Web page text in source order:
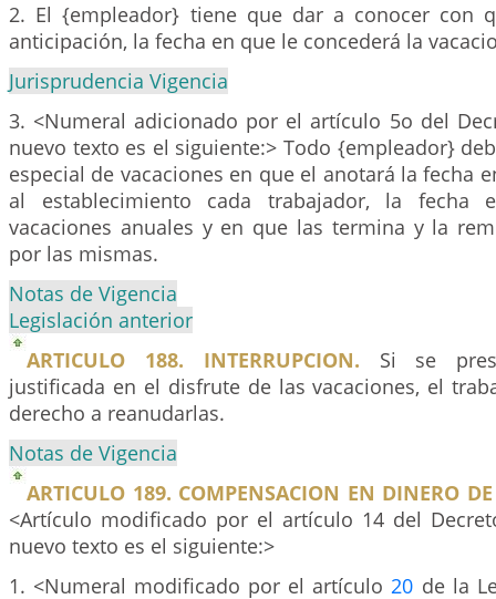
2. El {empleador} tiene que dar a conocer con
anticipación, la fecha en que le concederá la
Jurisprudencia Vigencia
3. <Numeral adicionado por el artículo 5o del
nuevo texto es el siguiente:> Todo {empleador}
especial de vacaciones en que el anotará la fecha
al establecimiento cada trabajador, la fecha
vacaciones anuales y en que las termina y la
por las mismas.
Notas de Vigencia
Legislación anterior
ARTICULO 188. INTERRUPCION. Si se
justificada en el disfrute de las vacaciones, el
derecho a reanudarlas.
Notas de Vigencia
ARTICULO 189. COMPENSACION EN DINERO
<Artículo modificado por el artículo 14 del
nuevo texto es el siguiente:>
1. <Numeral modificado por el artículo20 de la